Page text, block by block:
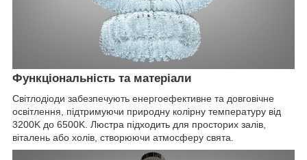
Функціональність та матеріали
Світлодіоди забезпечують енергоефективне та довговічне
освітлення, підтримуючи природну колірну температуру від
3200K до 6500K. Люстра підходить для просторих залів,
віталень або холів, створюючи атмосферу свята.